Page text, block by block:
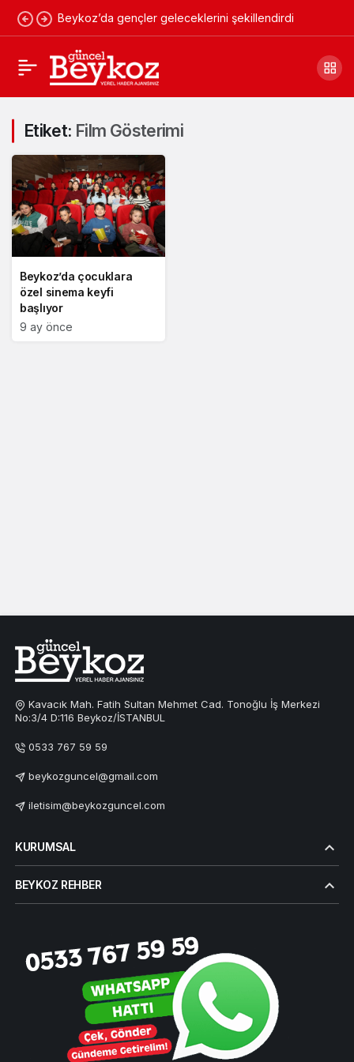
Beykoz’da gençler geleceklerini şekillendirdi
Etiket: Film Gösterimi
Beykoz’da çocuklara
özel sinema keyfi
başlıyor
9 ay önce
Kavacık Mah. Fatih Sultan Mehmet Cad. Tonoğlu İş Merkezi
No:3/4 D:116 Beykoz/İSTANBUL
0533 767 59 59
beykozguncel@gmail.com
iletisim@beykozguncel.com
KURUMSAL
BEYKOZ REHBER